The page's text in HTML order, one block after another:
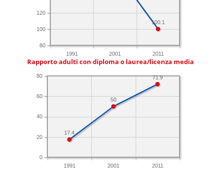
1991 2001 2011
80
100
120
100.1
Rapporto adulti con diploma o laurea/licenza media
1991 2001 2011
0
20
40
60
80 71.9
50
17.4